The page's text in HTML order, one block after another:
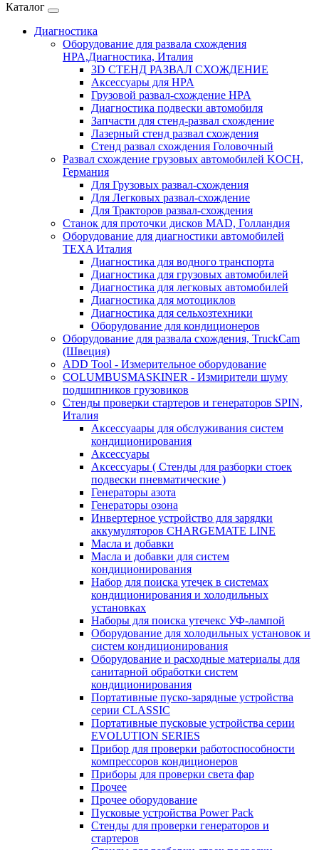
Каталог
Диагностика
Оборудование для развала схождения
HPA,Диагностика, Италия
3D СТЕНД РАЗВАЛ СХОЖДЕНИЕ
Аксессуары для HPA
Грузовой развал-схождение HPA
Диагностика подвески автомобиля
Запчасти для стенд-развал схождение
Лазерный стенд развал схождения
Стенд развал схождения Головочный
Развал схождение грузовых автомобилей KOCH,
Германия
Для Грузовых развал-схождения
Для Легковых развал-схождение
Для Тракторов развал-схождения
Станок для проточки дисков MAD, Голландия
Оборудование для диагностики автомобилей
TEXA Италия
Диагностика для водного транспорта
Диагностика для грузовых автомобилей
Диагностика для легковых автомобилей
Диагностика для мотоциклов
Диагностика для сельхозтехники
Оборудование для кондиционеров
Оборудование для развала схождения, TruckCam
(Швеция)
ADD Tool - Измерительное оборудование
COLUMBUSMASKINER - Измирители шуму
подшипников грузовиков
Стенды проверки стартеров и генераторов SPIN,
Италия
Аксессуаары для обслуживания систем
кондиционирования
Аксессуары
Аксессуары ( Стенды для разборки стоек
подвески пневматические )
Генераторы азота
Генераторы озона
Инвертерное устройство для зарядки
аккумуляторов CHARGEMATE LINE
Масла и добавки
Масла и добавки для систем
кондиционирования
Набор для поиска утечек в системах
кондиционирования и холодильных
установках
Наборы для поиска утечекс УФ-лампой
Оборудование для холодильных установок и
систем кондиционирования
Оборудование и расходные материалы для
санитарной обработки систем
кондиционирования
Портативные пуско-зарядные устройства
серии CLASSIC
Портативные пусковые устройства серии
EVOLUTION SERIES
Прибор для проверки работоспособности
компрессоров кондиционеров
Приборы для проверки света фар
Прочее
Прочее оборудование
Пусковые устройства Power Pack
Стенды для проверки генераторов и
стартеров